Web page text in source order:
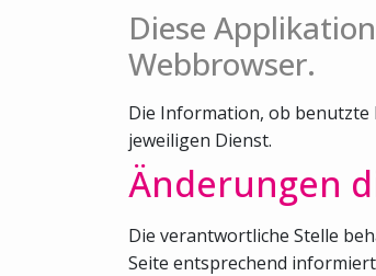
Diese
Webbrowser.
Die Information, ob
jeweiligen Dienst.
Änderungen
Die verantwortliche Stelle
Seite entsprechend